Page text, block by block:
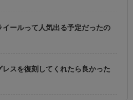
イールって人気出る予定だったの
レスを復刻してくれたら良かった